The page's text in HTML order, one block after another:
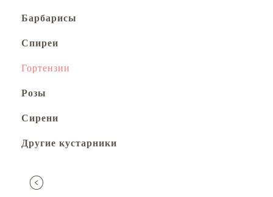
Барбарисы
Спиреи
Гортензии
Розы
Сирени
Другие кустарники